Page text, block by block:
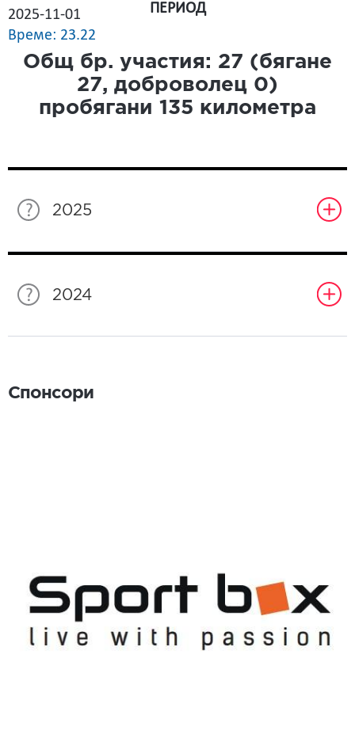
2025-11-01
Време: 23.22
ПЕРИОД
Общ бр. участия: 27 (бягане
27, доброволец 0)
пробягани 135 километра
2025
2024
Спонсори